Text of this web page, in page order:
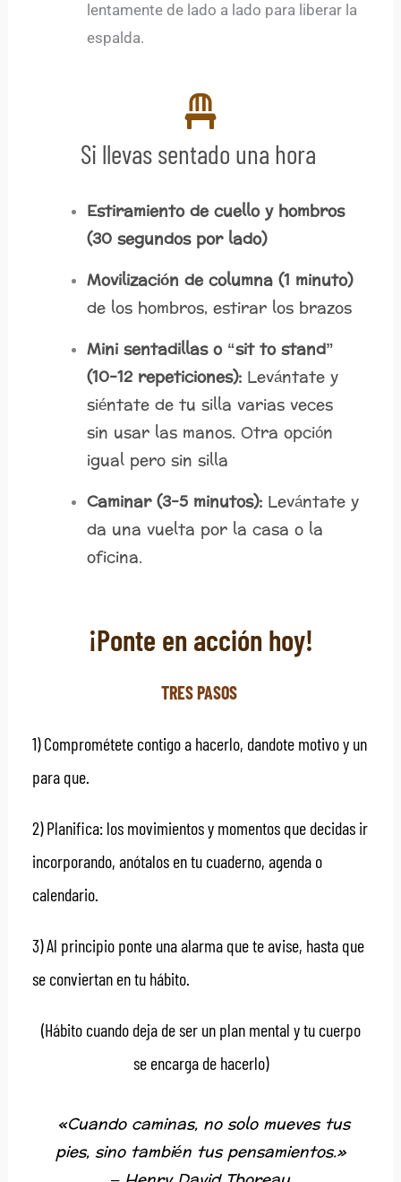
lentamente de lado a lado para liberar la
espalda.
Si llevas sentado una hora
Estiramiento de cuello y hombros
(30 segundos por lado)
Movilización de columna (1 minuto)
de los hombros, estirar los brazos
Mini sentadillas o “sit to stand”
(10-12 repeticiones): Levántate y
siéntate de tu silla varias veces
sin usar las manos. Otra opción
igual pero sin silla
Caminar (3-5 minutos): Levántate y
da una vuelta por la casa o la
oficina.
¡Ponte en acción hoy!
TRES PASOS
1) Comprométete contigo a hacerlo, dandote motivo y un
para que.
2) Planifica: los movimientos y momentos que decidas ir
incorporando, anótalos en tu cuaderno, agenda o
calendario.
3) Al principio ponte una alarma que te avise, hasta que
se conviertan en tu hábito.
(Hábito cuando deja de ser un plan mental y tu cuerpo
se encarga de hacerlo)
«Cuando caminas, no solo mueves tus
pies, sino también tus pensamientos.»